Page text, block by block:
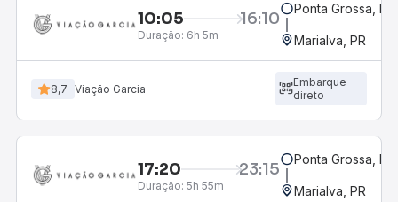
10:05 16:10
Duração: 6h 5m
Ponta Grossa,
Marialva, PR
8,7 Viação Garcia
Embarque
direto
17:20 23:15
Duração: 5h 55m
Ponta Grossa,
Marialva, PR